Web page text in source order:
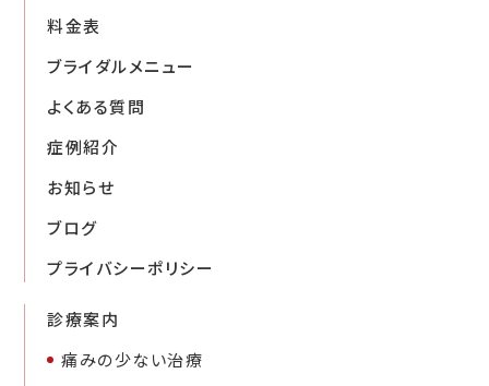
料金表
ブライダルメニュー
よくある質問
症例紹介
お知らせ
ブログ
プライバシーポリシー
診療案内
痛みの少ない治療